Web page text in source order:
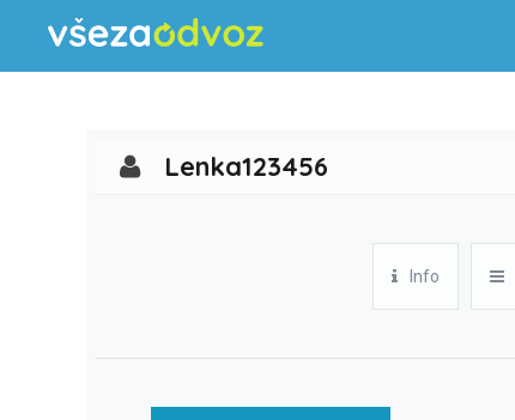
Lenka123456
Info